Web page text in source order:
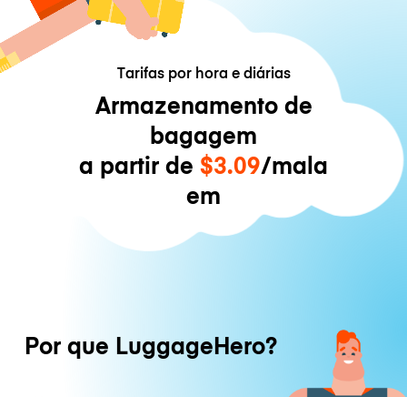
Tarifas por hora e diárias
Armazenamento de
bagagem
a partir de $3.09/mala
em
Por que LuggageHero?